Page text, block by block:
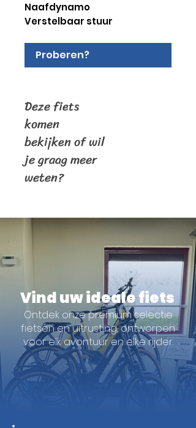
Naafdynamo
Verstelbaar stuur
Proberen?
Deze fiets
komen
bekijken of wil
je graag meer
weten?
Vind uw ideale fiets
Ontdek onze premium selectie
fietsen en uitrusting, ontworpen
voor elk avontuur en elke rijder.